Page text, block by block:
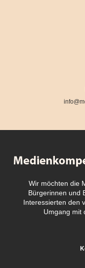
Wir möchten die
Bürgerinnen und
Interessierten den
Umgang mit